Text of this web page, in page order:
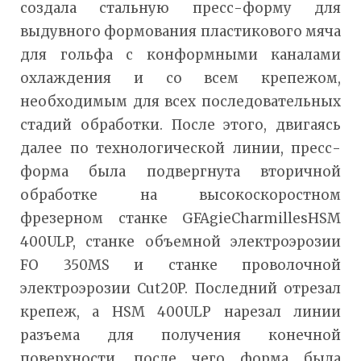
создала стальную пресс-форму для
выдувного формования пластикового мяча
для гольфа с конформными каналами
охлаждения и со всем крепежом,
необходимым для всех последовательных
стадий обработки. После этого, двигаясь
далее по технологической линии, пресс-
форма была подвергнута вторичной
обработке на высокоскоростном
фрезерном станке GFAgieCharmillesHSM
400ULP, станке объемной электроэрозии
FO 350MS и станке проволочной
электроэрозии Cut20P. Последний отрезал
крепеж, а HSM 400ULP нарезал линии
разъема для получения конечной